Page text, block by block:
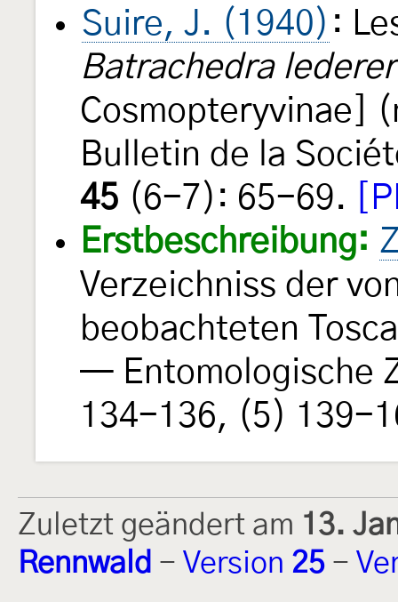
Suire, J. (1940) :
Batrachedra
Cosmopteryvinae]
Bulletin de la
45 (6-7): 65-69.
Erstbeschreibung:
Verzeichniss der
beobachteten
— Entomologische
134-136, (5) 139-
Zuletzt geändert am 13.
Rennwald - Version 25 -